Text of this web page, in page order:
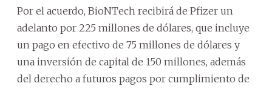
Por el acuerdo, BioNTech recibirá de Pfizer un
adelanto por 225 millones de dólares, que incluye
un pago en efectivo de 75 millones de dólares y
una inversión de capital de 150 millones, además
del derecho a futuros pagos por cumplimiento de